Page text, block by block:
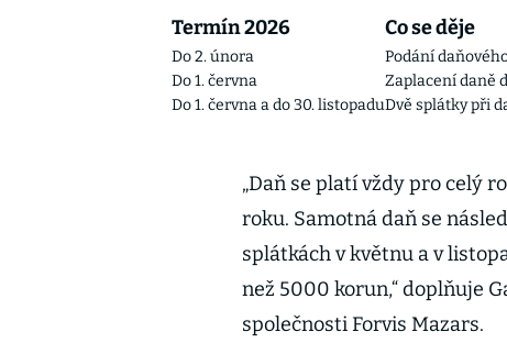
Termín 2026 Co se děje
Do 2. února
Podání
Do 1. června
Zaplacení daně
Do 1. června a do 30. listopaduDvě splátky při
„Daň se platí vždy pro celý
roku. Samotná daň se
splátkách v květnu a v
než 5000 korun,“ doplňuje
společnosti Forvis Mazars.